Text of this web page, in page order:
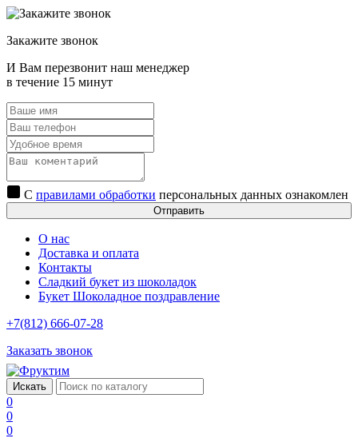
Закажите звонок
И Вам перезвонит наш менеджер
в течение 15 минут
С правилами обработки персональных данных ознакомлен
Отправить
О нас
Доставка и оплата
Контакты
Сладкий букет из шоколадок
Букет Шоколадное поздравление
+7(812) 666-07-28
Заказать звонок
0
0
0